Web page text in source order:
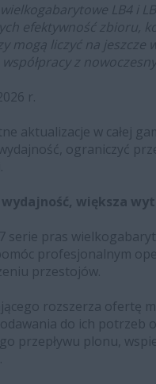
LB4 i
efektywność zbioru,
mogą liczyć na
z
r.
aktualizacje w całej
ograniczyć
wydajność, większa
serie pras
profesjonalnym
przestojów.
rozszerza ofertę
do ich potrzeb
przepływu plonu,